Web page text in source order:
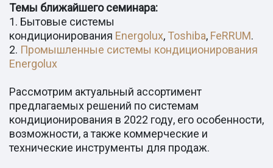
Темы ближайшего семинара:
1. Бытовые системы
кондиционирования Energolux, Toshiba, FeRRUM.
2. Промышленные системы кондиционирования
Energolux
Рассмотрим актуальный ассортимент
предлагаемых решений по системам
кондиционирования в 2022 году, его особенности,
возможности, а также коммерческие и
технические инструменты для продаж.